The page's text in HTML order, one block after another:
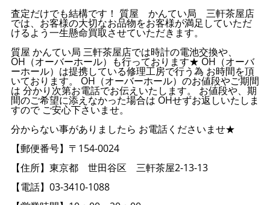
査定だけでも結構です！ 質屋 かんてい局 三軒茶屋店
では、お客様の大切なお品物をお客様が満足していただ
けるよう一生懸命買取させていただきます。
質屋 かんてい局 三軒茶屋店では時計の電池交換や、
OH（オーバーホール）も行っております★ OH（オーバ
ーホール）は提携している修理工房で行う為 お時間を頂
いております。 OH（オーバーホール）のお値段やご期間
は 分かり次第お電話でお伝えいたします。 お値段や、期
間のご希望に添えなかった場合は OHせずお返しいたしま
すので ご安心下さいませ。
分からない事がありましたら お電話くださいませ★
【郵便番号】〒154-0024
【住所】東京都 世田谷区 三軒茶屋2-13-13
【電話】03-3410-1088